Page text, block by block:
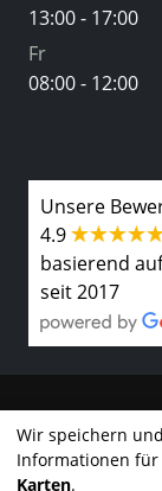
13:00 - 17:00
Fr
08:00 - 12:00
Unsere
4.9
basierend
seit 2017
Wir speichern
Informationen für
Karten.